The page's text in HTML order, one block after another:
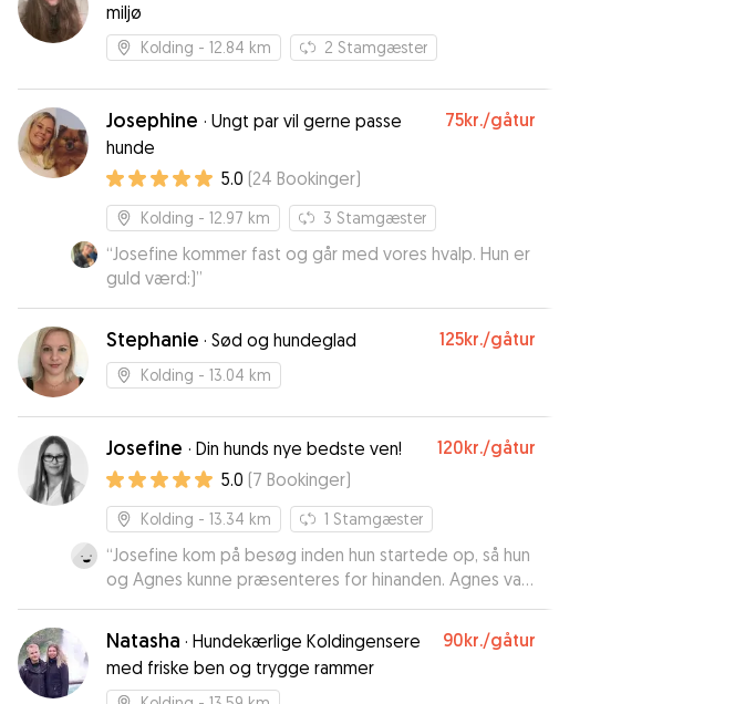
miljø
Kolding - 12.84 km 2 Stamgæster
Josephine · Ungt par vil gerne passe
hunde
75kr./gåtur
5.0 (24 Bookinger)
Kolding - 12.97 km 3 Stamgæster
“Josefine kommer fast og går med vores hvalp. Hun er
guld værd:)”
Stephanie · Sød og hundeglad 125kr./gåtur
Kolding - 13.04 km
Josefine · Din hunds nye bedste ven! 120kr./gåtur
5.0 (7 Bookinger)
Kolding - 13.34 km 1 Stamgæster
“Josefine kom på besøg inden hun startede op, så hun
og Agnes kunne præsenteres for hinanden. Agnes var
med det samme glad for hende. Jeg kommer hjem til
en tilfreds hund, som er blevet dejligt stimuleret.
Josefine er en fantastisk hundelufter 🤩”
Natasha · Hundekærlige Koldingensere
med friske ben og trygge rammer
90kr./gåtur